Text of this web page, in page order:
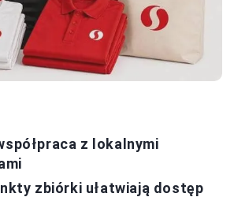
z lokalnymi
zbiórki ułatwiają dostęp